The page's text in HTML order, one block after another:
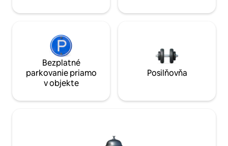
Bezplatné
parkovanie priamo
v objekte
Posilňovňa